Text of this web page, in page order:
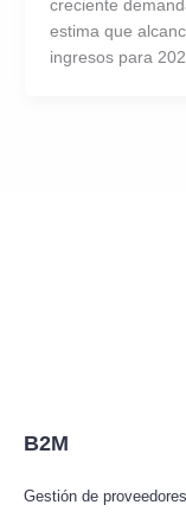
creciente
estima que
ingresos para
B2M
Gestión de proveedores